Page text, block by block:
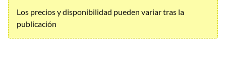
Los precios y disponibilidad pueden variar tras la
publicación